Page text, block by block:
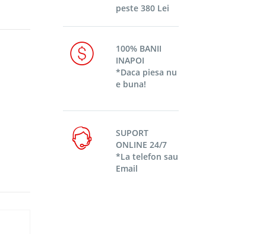
peste 380 Lei
100% BANII
INAPOI
*Daca piesa nu
e buna!
SUPORT
ONLINE 24/7
*La telefon sau
Email